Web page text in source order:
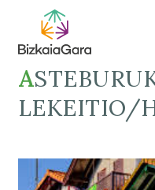
ASTEBURUKO IRTEERAK
LEKEITIO/